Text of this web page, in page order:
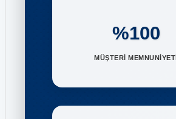
%100
MÜŞTERİ MEMNUNİYETİ